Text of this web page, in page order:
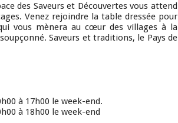
des Saveurs et Découvertes vous attend
Venez rejoindre la table dressée pour
vous mènera au cœur des villages à la
Saveurs et traditions, le Pays de
à 17h00 le week-end.
à 18h00 le week-end